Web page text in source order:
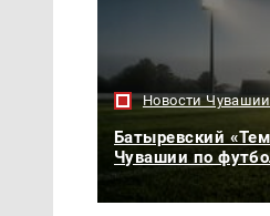
Новости Чувашии
Батыревский
Чувашии по